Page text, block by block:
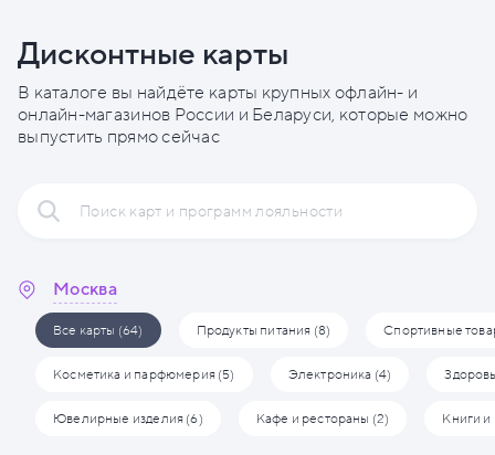
Дисконтные карты
В каталоге вы найдёте карты крупных офлайн- и
онлайн-магазинов России и Беларуси, которые можно
выпустить прямо сейчас
Москва
Все карты (64) Продукты питания (8) Спортивные
Косметика и парфюмерия (5) Электроника (4)
Ювелирные изделия (6) Кафе и рестораны (2) Книги и